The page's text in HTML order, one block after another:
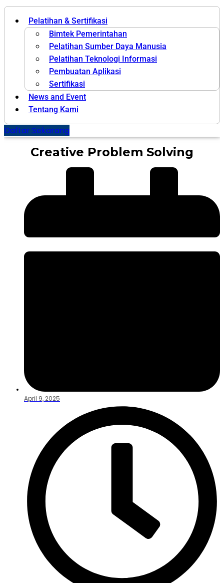
Pelatihan & Sertifikasi
Bimtek Pemerintahan
Pelatihan Sumber Daya Manusia
Pelatihan Teknologi Informasi
Pembuatan Aplikasi
Sertifikasi
News and Event
Tentang Kami
Daftar Sekarang
Creative Problem Solving
April 9, 2025